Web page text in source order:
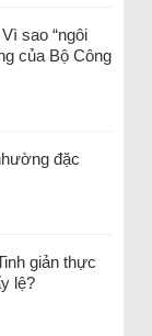
sao “ngôi
của Bộ Công
đặc
giản thực
lệ?